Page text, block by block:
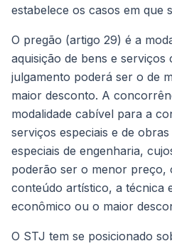
estabelece os casos em que
O pregão (artigo 29) é a
aquisição de bens e
julgamento poderá ser o de
maior desconto. A
modalidade cabível para a
serviços especiais e de
especiais de engenharia,
poderão ser o menor preço,
conteúdo artístico, a técnica
econômico ou o maior
O STJ tem se posicionado